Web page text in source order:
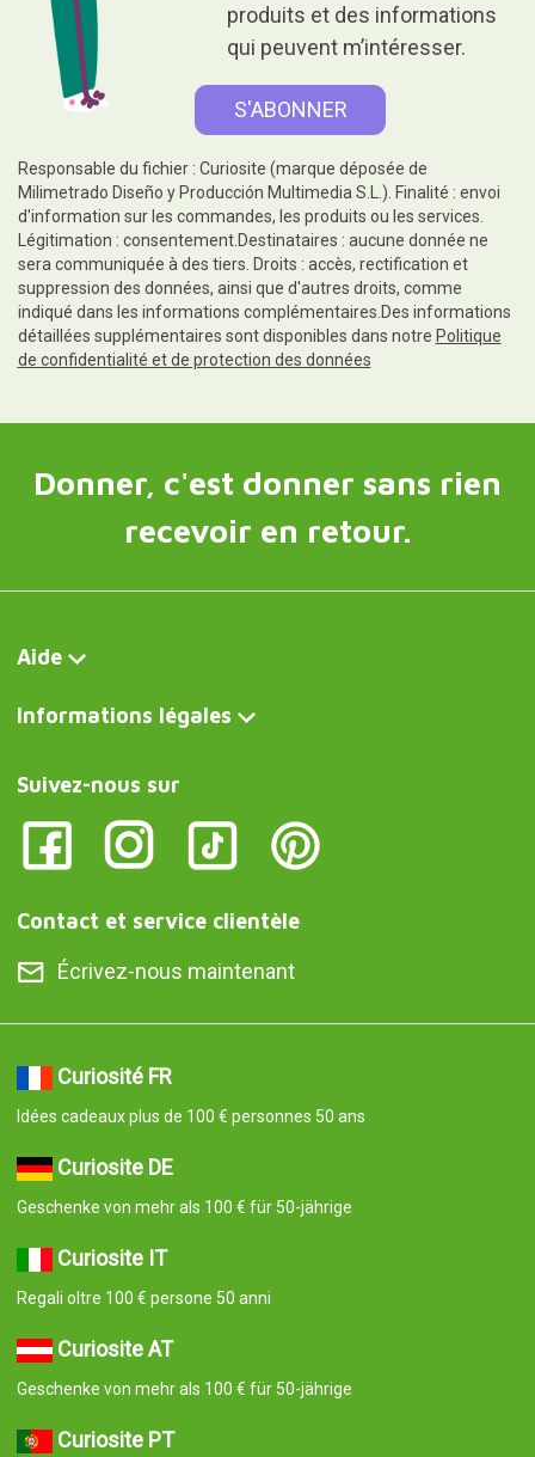
produits et des informations
qui peuvent m’intéresser.
Responsable du fichier : Curiosite (marque déposée de
Milimetrado Diseño y Producción Multimedia S.L.). Finalité : envoi
d'information sur les commandes, les produits ou les services.
Légitimation : consentement.Destinataires : aucune donnée ne
sera communiquée à des tiers. Droits : accès, rectification et
suppression des données, ainsi que d'autres droits, comme
indiqué dans les informations complémentaires.Des informations
détaillées supplémentaires sont disponibles dans notre Politique
de confidentialité et de protection des données
Donner, c'est donner sans rien
recevoir en retour.
Aide
Informations légales
Suivez-nous sur
Contact et service clientèle
Écrivez-nous maintenant
Curiosité FR
Idées cadeaux plus de 100 € personnes 50 ans
Curiosite DE
Geschenke von mehr als 100 € für 50-jährige
Curiosite IT
Regali oltre 100 € persone 50 anni
Curiosite AT
Geschenke von mehr als 100 € für 50-jährige
Curiosite PT